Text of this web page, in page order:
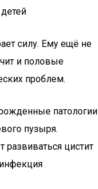
силу. Ему ещё не
и половые
проблем.
патологии
пузыря.
цистит